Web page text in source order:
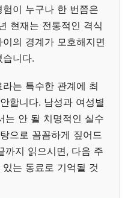
이 누구나 한 번쯤은
현재는 전통적인 격식
의 경계가 모호해지면
니다.
는 특수한 관계에 최
합니다. 남성과 여성별
는 안 될 치명적인 실수
으로 꼼꼼하게 짚어드
까지 읽으시면, 다음 주
는 동료로 기억될 것